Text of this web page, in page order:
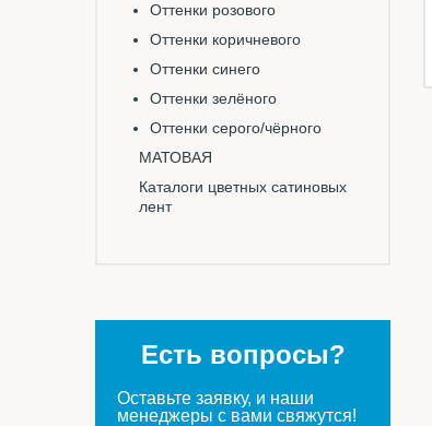
Оттенки розового
Оттенки коричневого
Оттенки синего
Оттенки зелёного
Оттенки серого/чёрного
МАТОВАЯ
Каталоги цветных сатиновых
лент
Есть вопросы?
Оставьте заявку, и наши
менеджеры с вами свяжутся!